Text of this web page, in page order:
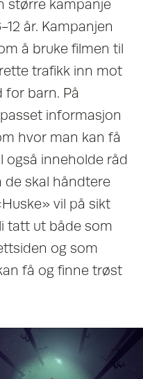
større kampanje
år. Kampanjen
å bruke filmen til
trafikk inn mot
for barn. På
informasjon
hvor man kan få
også inneholde råd
de skal håndtere
vil på sikt
tatt ut både som
og som
få og finne trøst